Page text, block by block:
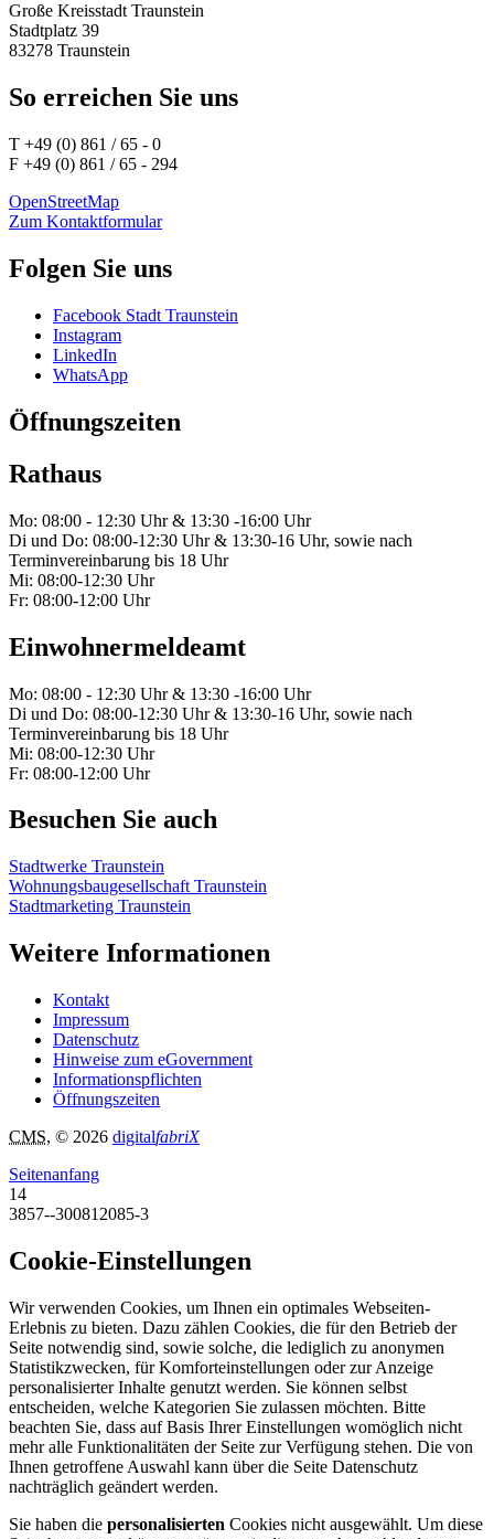
Große Kreisstadt Traunstein
Stadtplatz 39
83278 Traunstein
So erreichen Sie uns
T +49 (0) 861 / 65 - 0
F +49 (0) 861 / 65 - 294
OpenStreetMap
Zum Kontaktformular
Folgen Sie uns
Facebook Stadt Traunstein
Instagram
LinkedIn
WhatsApp
Öffnungszeiten
Rathaus
Mo: 08:00 - 12:30 Uhr & 13:30 -16:00 Uhr
Di und Do: 08:00-12:30 Uhr & 13:30-16 Uhr, sowie nach
Terminvereinbarung bis 18 Uhr
Mi: 08:00-12:30 Uhr
Fr: 08:00-12:00 Uhr
Einwohnermeldeamt
Mo: 08:00 - 12:30 Uhr & 13:30 -16:00 Uhr
Di und Do: 08:00-12:30 Uhr & 13:30-16 Uhr, sowie nach
Terminvereinbarung bis 18 Uhr
Mi: 08:00-12:30 Uhr
Fr: 08:00-12:00 Uhr
Besuchen Sie auch
Stadtwerke Traunstein
Wohnungsbaugesellschaft Traunstein
Stadtmarketing Traunstein
Weitere Informationen
Kontakt
Impressum
Datenschutz
Hinweise zum eGovernment
Informationspflichten
Öffnungszeiten
CMS, © 2026 digitalfabriX
Seitenanfang
14
3857--300812085-3
Cookie-Einstellungen
Wir verwenden Cookies, um Ihnen ein optimales Webseiten-
Erlebnis zu bieten. Dazu zählen Cookies, die für den Betrieb der
Seite notwendig sind, sowie solche, die lediglich zu anonymen
Statistikzwecken, für Komforteinstellungen oder zur Anzeige
personalisierter Inhalte genutzt werden. Sie können selbst
entscheiden, welche Kategorien Sie zulassen möchten. Bitte
beachten Sie, dass auf Basis Ihrer Einstellungen womöglich nicht
mehr alle Funktionalitäten der Seite zur Verfügung stehen. Die von
Ihnen getroffene Auswahl kann über die Seite Datenschutz
nachträglich geändert werden.
Sie haben die personalisierten Cookies nicht ausgewählt. Um diese